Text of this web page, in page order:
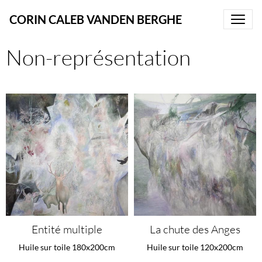
CORIN CALEB VANDEN BERGHE
Non-représentation
Entité multiple
Huile sur toile 180x200cm
La chute des Anges
Huile sur toile 120x200cm